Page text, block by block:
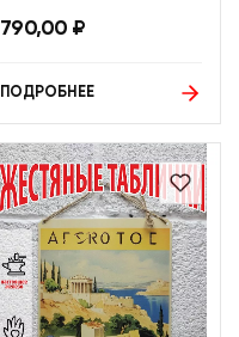
790,00 ₽
ПОДРОБНЕЕ